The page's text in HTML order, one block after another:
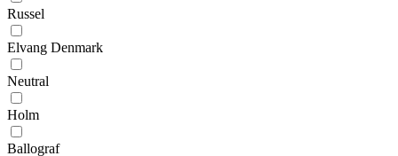
Russel
Elvang Denmark
Neutral
Holm
Ballograf